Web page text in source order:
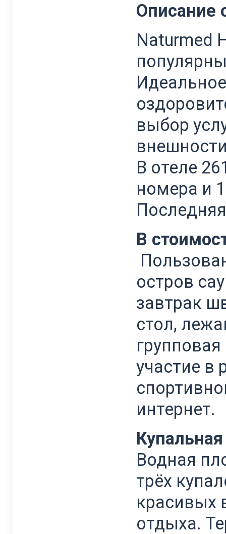
Описание
Naturmed
выбор
В отеле
номера и
В
остров
завтрак
стол,
участие в
интернет.
Водная
трёх
красивых
отдыха.